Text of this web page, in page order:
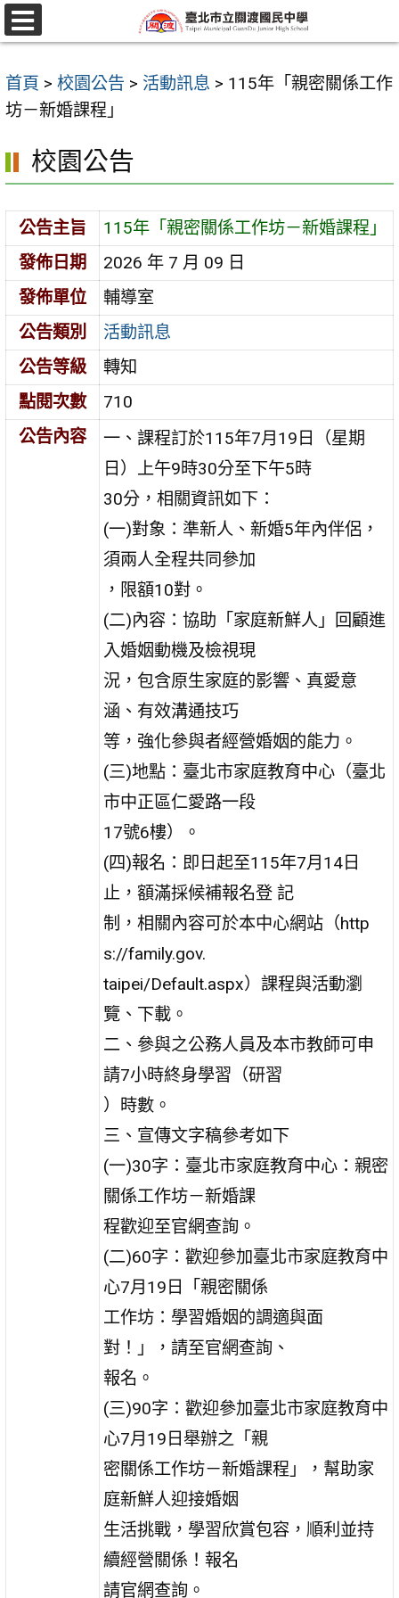
跳
至
要
內
區
選
單
首頁 > 校園公告 > 活動訊息 > 115年「親密關係工作
坊－新婚課程」
校園公告
公告主旨
115年「親密關係工作坊－新婚課程」
發佈日期
2026 年 7 月 09 日
發佈單位
輔導室
公告類別
活動訊息
公告等級
轉知
點閱次數
710
公告內容
一、課程訂於115年7月19日（星期
日）上午9時30分至下午5時
30分，相關資訊如下：
(一)對象：準新人、新婚5年內伴侶，
須兩人全程共同參加
，限額10對。
(二)內容：協助「家庭新鮮人」回顧進
入婚姻動機及檢視現
況，包含原生家庭的影響、真愛意
涵、有效溝通技巧
等，強化參與者經營婚姻的能力。
(三)地點：臺北市家庭教育中心（臺北
市中正區仁愛路一段
17號6樓）。
(四)報名：即日起至115年7月14日
止，額滿採候補報名登 記
制，相關內容可於本中心網站（http
s://family.gov.
taipei/Default.aspx）課程與活動瀏
覽、下載。
二、參與之公務人員及本市教師可申
請7小時終身學習（研習
）時數。
三、宣傳文字稿參考如下
(一)30字：臺北市家庭教育中心：親密
關係工作坊－新婚課
程歡迎至官網查詢。
(二)60字：歡迎參加臺北市家庭教育中
心7月19日「親密關係
工作坊：學習婚姻的調適與面
對！」，請至官網查詢、
報名。
(三)90字：歡迎參加臺北市家庭教育中
心7月19日舉辦之「親
密關係工作坊－新婚課程」，幫助家
庭新鮮人迎接婚姻
生活挑戰，學習欣賞包容，順利並持
續經營關係！報名
請官網查詢。